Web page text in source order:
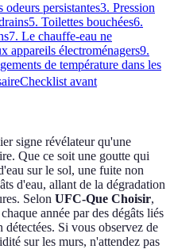
odeurs persistantes3. Pression
5. Toilettes bouchées6.
7. Le chauffe-eau ne
appareils électroménagers9.
de température dans les
Checklist avant
signe révélateur qu'une
Que ce soit une goutte qui
sur le sol, une fuite non
d'eau, allant de la dégradation
Selon UFC-Que Choisir,
année par des dégâts liés
Si vous observez de
sur les murs, n'attendez pas